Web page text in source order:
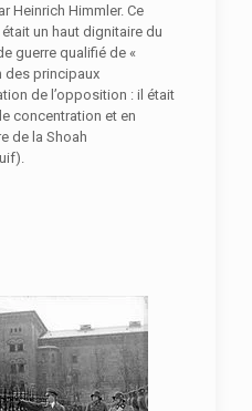
Heinrich Himmler. Ce
un haut dignitaire du
guerre qualifié de «
des principaux
de l’opposition : il était
concentration et en
de la Shoah